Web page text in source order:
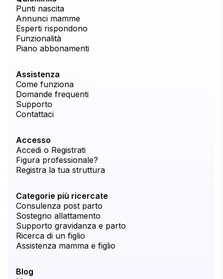
Punti nascita
Annunci mamme
Esperti rispondono
Funzionalità
Piano abbonamenti
Assistenza
Come funziona
Domande frequenti
Supporto
Contattaci
Accesso
Accedi o Registrati
Figura professionale?
Registra la tua struttura
Categorie più ricercate
Consulenza post parto
Sostegno allattamento
Supporto gravidanza e parto
Ricerca di un figlio
Assistenza mamma e figlio
Blog